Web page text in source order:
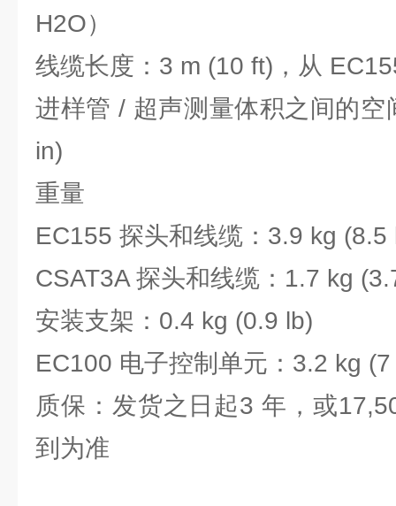
H2O）
线缆长度：3 m (10 ft)，从
进样管 / 超声测量体积之间的
in)
重量
EC155 探头和线缆：3.9 kg (8.5
CSAT3A 探头和线缆：1.7 kg
安装支架：0.4 kg (0.9 lb)
EC100 电子控制单元：3.2 kg
质保：发货之日起3 年，或
到为准